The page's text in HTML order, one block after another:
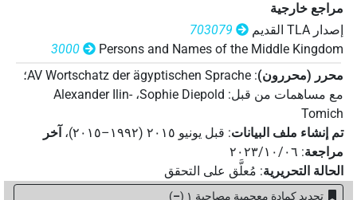
مراجع خارجية
إصدار‏ ‏TLA‏ القديم
703079
Persons and Names of the Middle Kingdom
3000
محرر (محررون):
AV Wortschatz der ägyptischen Sprache؛
مع مساهمات من قبل:
Sophie Diepold،Alexander Ilin-
Tomich
تم إنشاء ملف البيانات: قبل يونيو ۲۰۱٥ (۱۹۹۲–۲۰۱٥) ، آخر
مراجعة: ٢٠٢٣/١٠/٠٦
الحالة التحريرية: مُعلَّق على التحقق
تحديد كمادة معجمية مصاحبة ١ –
)